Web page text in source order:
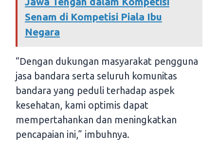
Senam di Kompetisi Piala Ibu
Negara
“Dengan dukungan masyarakat pengguna
jasa bandara serta seluruh komunitas
bandara yang peduli terhadap aspek
kesehatan, kami optimis dapat
mempertahankan dan meningkatkan
pencapaian ini,” imbuhnya.